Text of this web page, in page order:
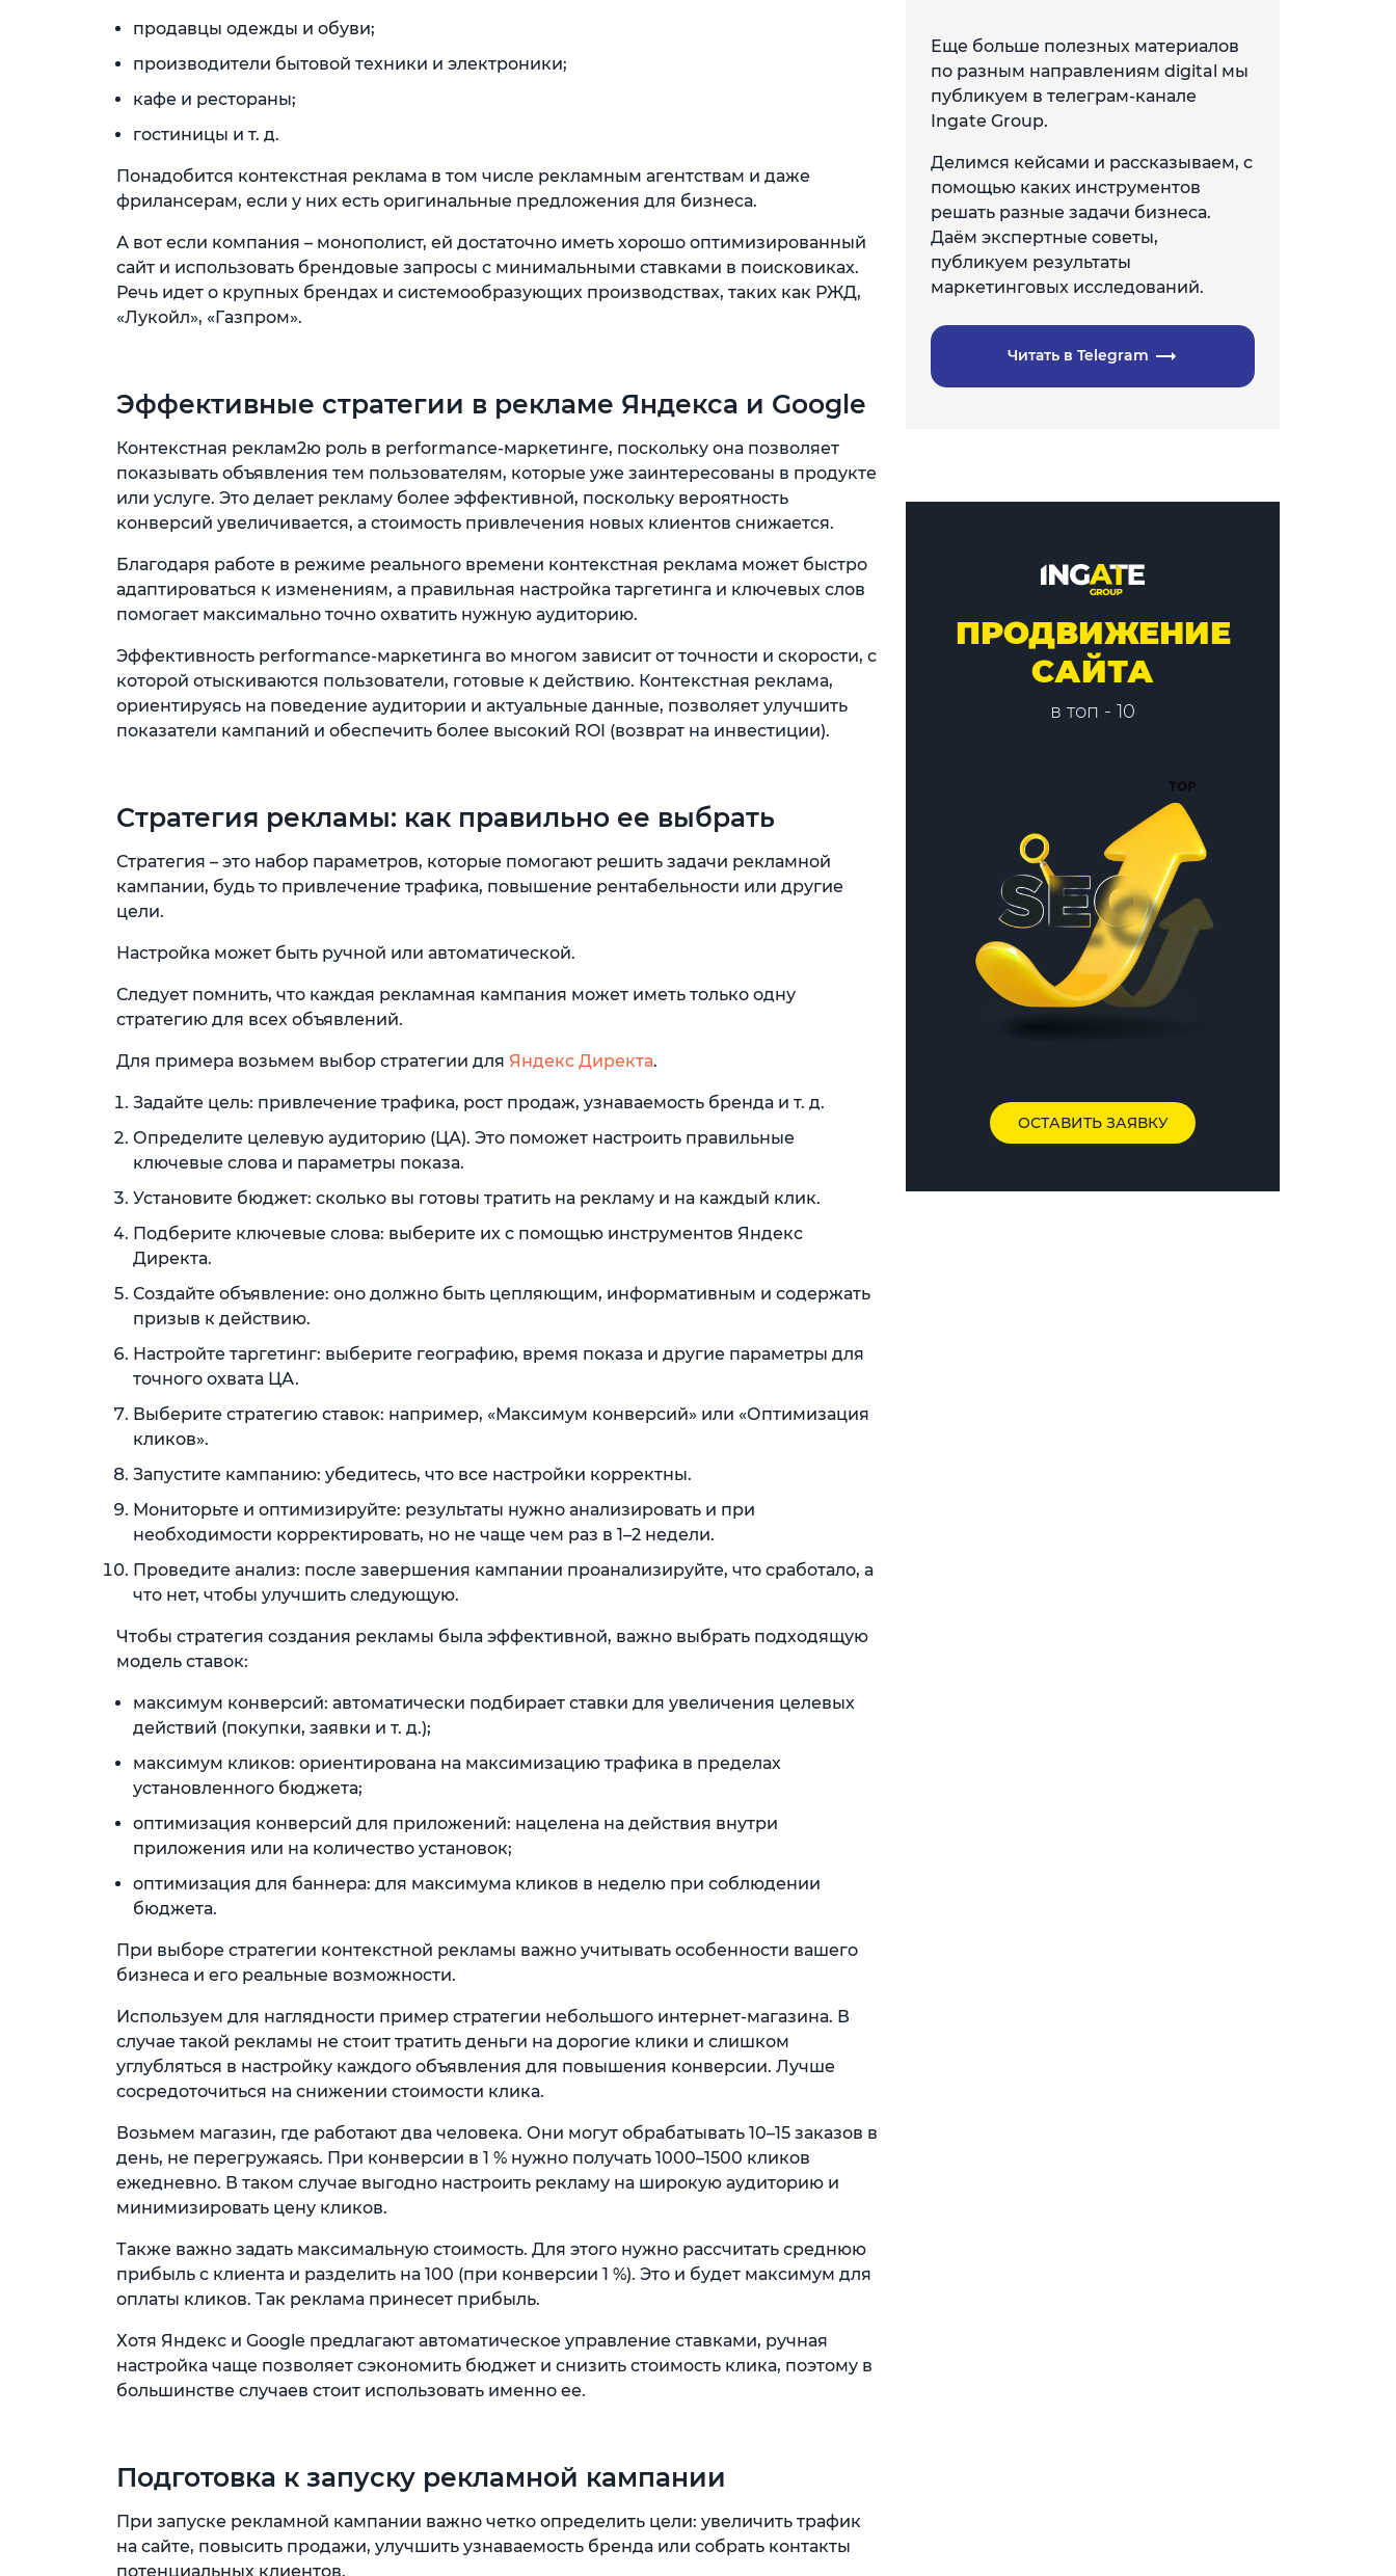
продавцы одежды и обуви;
производители бытовой техники и электроники;
кафе и рестораны;
гостиницы и т. д.
Понадобится контекстная реклама в том числе рекламным агентствам и даже
фрилансерам, если у них есть оригинальные предложения для бизнеса.
А вот если компания – монополист, ей достаточно иметь хорошо оптимизированный
сайт и использовать брендовые запросы с минимальными ставками в поисковиках.
Речь идет о крупных брендах и системообразующих производствах, таких как РЖД,
«Лукойл», «Газпром».
Эффективные стратегии в рекламе Яндекса и Google
Контекстная реклам2ю роль в performance-маркетинге, поскольку она позволяет
показывать объявления тем пользователям, которые уже заинтересованы в продукте
или услуге. Это делает рекламу более эффективной, поскольку вероятность
конверсий увеличивается, а стоимость привлечения новых клиентов снижается.
Благодаря работе в режиме реального времени контекстная реклама может быстро
адаптироваться к изменениям, а правильная настройка таргетинга и ключевых слов
помогает максимально точно охватить нужную аудиторию.
Эффективность performance-маркетинга во многом зависит от точности и скорости, с
которой отыскиваются пользователи, готовые к действию. Контекстная реклама,
ориентируясь на поведение аудитории и актуальные данные, позволяет улучшить
показатели кампаний и обеспечить более высокий ROI (возврат на инвестиции).
Стратегия рекламы: как правильно ее выбрать
Стратегия – это набор параметров, которые помогают решить задачи рекламной
кампании, будь то привлечение трафика, повышение рентабельности или другие
цели.
Настройка может быть ручной или автоматической.
Следует помнить, что каждая рекламная кампания может иметь только одну
стратегию для всех объявлений.
Для примера возьмем выбор стратегии для Яндекс Директа.
Задайте цель: привлечение трафика, рост продаж, узнаваемость бренда и т. д.
Определите целевую аудиторию (ЦА). Это поможет настроить правильные
ключевые слова и параметры показа.
Установите бюджет: сколько вы готовы тратить на рекламу и на каждый клик.
Подберите ключевые слова: выберите их с помощью инструментов Яндекс
Директа.
Создайте объявление: оно должно быть цепляющим, информативным и содержать
призыв к действию.
Настройте таргетинг: выберите географию, время показа и другие параметры для
точного охвата ЦА.
Выберите стратегию ставок: например, «Максимум конверсий» или «Оптимизация
кликов».
Запустите кампанию: убедитесь, что все настройки корректны.
Мониторьте и оптимизируйте: результаты нужно анализировать и при
необходимости корректировать, но не чаще чем раз в 1–2 недели.
Проведите анализ: после завершения кампании проанализируйте, что сработало, а
что нет, чтобы улучшить следующую.
Чтобы стратегия создания рекламы была эффективной, важно выбрать подходящую
модель ставок:
максимум конверсий: автоматически подбирает ставки для увеличения целевых
действий (покупки, заявки и т. д.);
максимум кликов: ориентирована на максимизацию трафика в пределах
установленного бюджета;
оптимизация конверсий для приложений: нацелена на действия внутри
приложения или на количество установок;
оптимизация для баннера: для максимума кликов в неделю при соблюдении
бюджета.
При выборе стратегии контекстной рекламы важно учитывать особенности вашего
бизнеса и его реальные возможности.
Используем для наглядности пример стратегии небольшого интернет-магазина. В
случае такой рекламы не стоит тратить деньги на дорогие клики и слишком
углубляться в настройку каждого объявления для повышения конверсии. Лучше
сосредоточиться на снижении стоимости клика.
Возьмем магазин, где работают два человека. Они могут обрабатывать 10–15 заказов в
день, не перегружаясь. При конверсии в 1 % нужно получать 1000–1500 кликов
ежедневно. В таком случае выгодно настроить рекламу на широкую аудиторию и
минимизировать цену кликов.
Также важно задать максимальную стоимость. Для этого нужно рассчитать среднюю
прибыль с клиента и разделить на 100 (при конверсии 1 %). Это и будет максимум для
оплаты кликов. Так реклама принесет прибыль.
Хотя Яндекс и Google предлагают автоматическое управление ставками, ручная
настройка чаще позволяет сэкономить бюджет и снизить стоимость клика, поэтому в
большинстве случаев стоит использовать именно ее.
Подготовка к запуску рекламной кампании
При запуске рекламной кампании важно четко определить цели: увеличить трафик
на сайте, повысить продажи, улучшить узнаваемость бренда или собрать контакты
потенциальных клиентов.
Еще больше полезных материалов
по разным направлениям digital мы
публикуем в телеграм-канале
Ingate Group.
Делимся кейсами и рассказываем, с
помощью каких инструментов
решать разные задачи бизнеса.
Даём экспертные советы,
публикуем результаты
маркетинговых исследований.
Читать в Telegram
ПРОДВИЖЕНИЕ
САЙТА
в топ - 10
ОСТАВИТЬ ЗАЯВКУ